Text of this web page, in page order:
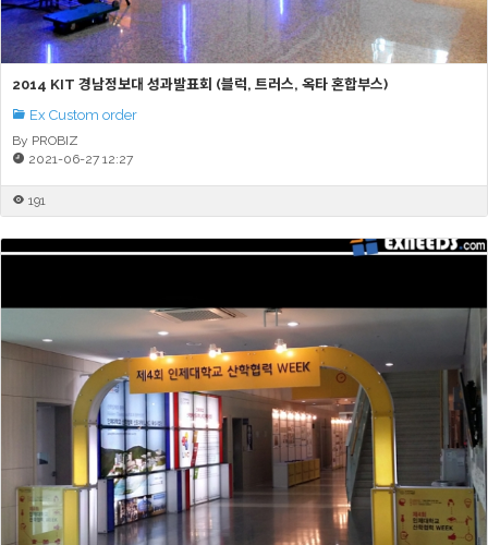
2014 KIT 경남정보대 성과발표회 (블럭, 트러스, 옥타 혼합부스)
Ex Custom order
By PROBIZ
2021-06-27 12:27
191